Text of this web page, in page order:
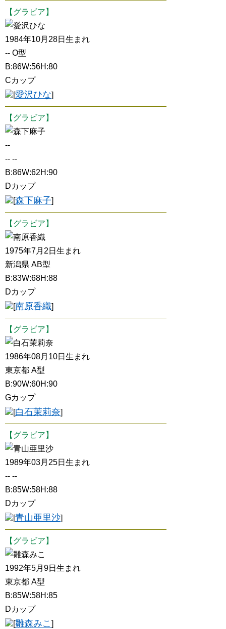
【グラビア】
愛沢ひな
1984年10月28日生まれ
-- O型
B:86W:56H:80
Cカップ
[愛沢ひな]
【グラビア】
森下麻子
--
-- --
B:86W:62H:90
Dカップ
[森下麻子]
【グラビア】
南原香織
1975年7月2日生まれ
新潟県 AB型
B:83W:68H:88
Dカップ
[南原香織]
【グラビア】
白石茉莉奈
1986年08月10日生まれ
東京都 A型
B:90W:60H:90
Gカップ
[白石茉莉奈]
【グラビア】
青山亜里沙
1989年03月25日生まれ
-- --
B:85W:58H:88
Dカップ
[青山亜里沙]
【グラビア】
雛森みこ
1992年5月9日生まれ
東京都 A型
B:85W:58H:85
Dカップ
[雛森みこ]